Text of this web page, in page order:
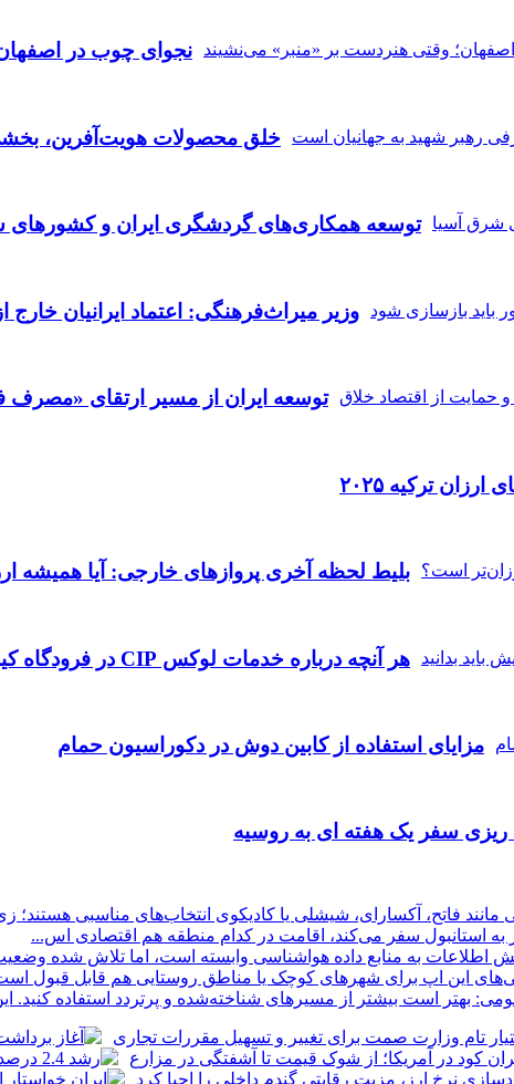
نجوای چوب در
خلق محصولات هویت‌آفرین،
توسعه همکاری‌های گردشگری ایران و کشورهای
وزیر میراث‌فرهنگی: اعتماد ایرانیان
توسعه ایران از مسیر ارتقای «مصرف
ترکیه ۲۰۲۵
بلیط لحظه آخری پروازهای خارجی: آیا همیشه
هر آنچه درباره خدمات لوکس CIP در فرودگاه‌ کیش باید بدانید
مزایای استفاده از کابین دوش در دکوراسیون حمام
ریزی سفر یک هفته ای به روسیه
فاتح، آکسارای، شیشلی یا کادیکوی انتخاب‌های مناسبی هستند؛
به استانبول سفر می‌کند، اقامت در کدام منطقه هم اقتصادی اس...
به منابع داده هواشناسی وابسته است، اما تلاش شده
این اپ برای شهرهای کوچک یا مناطق روستایی هم قابل قبول
بهتر است بیشتر از مسیرهای شناخته‌شده و پرتردد استفاده کنید.